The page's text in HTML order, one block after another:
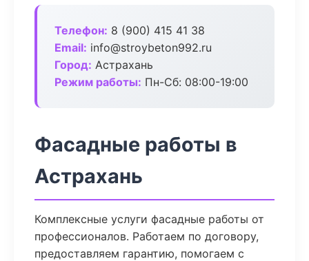
Телефон: 8 (900) 415 41 38
Email: info@stroybeton992.ru
Город: Астрахань
Режим работы: Пн-Сб: 08:00-19:00
Фасадные работы в
Астрахань
Комплексные услуги фасадные работы от
профессионалов. Работаем по договору,
предоставляем гарантию, помогаем с